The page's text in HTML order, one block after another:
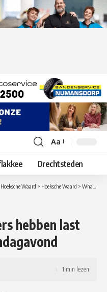
Lettergrootte
aanpassen
Aa
Drechtsteden
Waard > Hoeksche Waard > WhatsApp-gebruikers hebben last van storing op maandagavond
hebben last
1 min lezen